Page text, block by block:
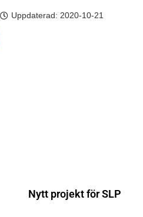
Uppdaterad: 2020-10-21
Nytt projekt för SLP